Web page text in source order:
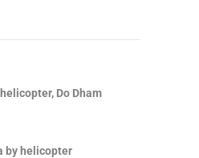
Do Dham
by helicopter